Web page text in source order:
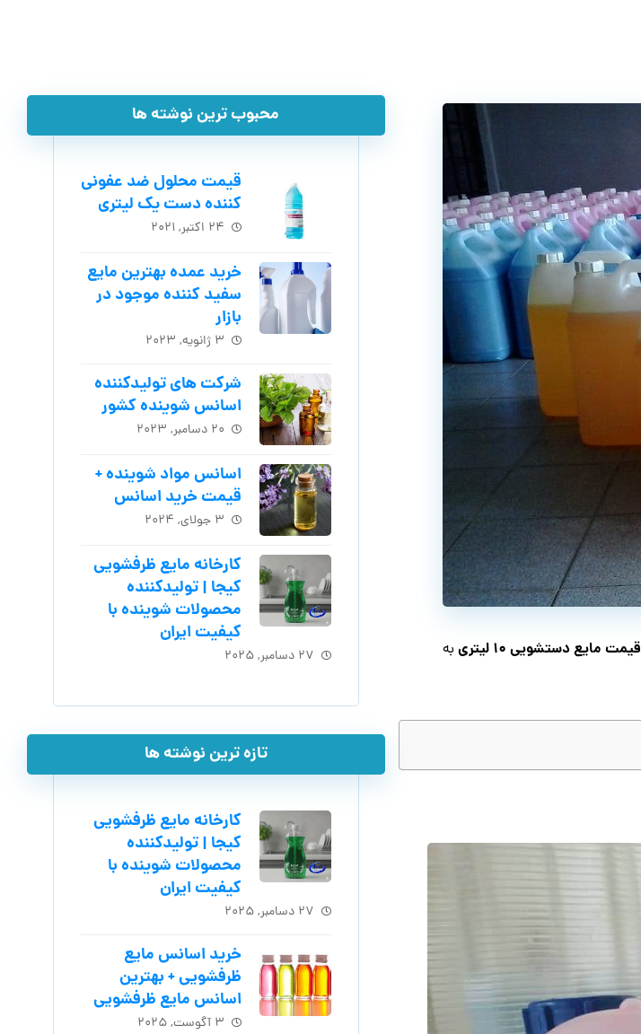
قیمت مایع دستشویی ۱۰ لیتری
به
محبوب ترین نوشته ها
قیمت محلول ضد عفونی
کننده دست یک لیتری
۲۴ اکتبر, ۲۰۲۱
خرید عمده بهترین مایع
سفید کننده موجود در
بازار
۳ ژانویه, ۲۰۲۳
شرکت های تولیدکننده
اسانس شوینده کشور
۲۰ دسامبر, ۲۰۲۳
اسانس مواد شوینده +
قیمت خرید اسانس
۳ جولای, ۲۰۲۴
کارخانه مایع ظرفشویی
کیجا | تولیدکننده
محصولات شوینده با
کیفیت ایران
۲۷ دسامبر, ۲۰۲۵
تازه ترین نوشته ها
کارخانه مایع ظرفشویی
کیجا | تولیدکننده
محصولات شوینده با
کیفیت ایران
۲۷ دسامبر, ۲۰۲۵
خرید اسانس مایع
ظرفشویی + بهترین
اسانس مایع ظرفشویی
۳ آگوست, ۲۰۲۵